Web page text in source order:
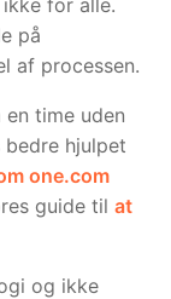
på
af processen.
time uden
hjulpet
one.com
guide til at
og ikke